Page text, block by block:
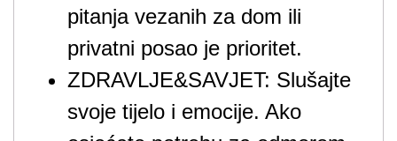
pitanja vezanih za dom ili
privatni posao je prioritet.
ZDRAVLJE&SAVJET: Slušajte
svoje tijelo i emocije. Ako